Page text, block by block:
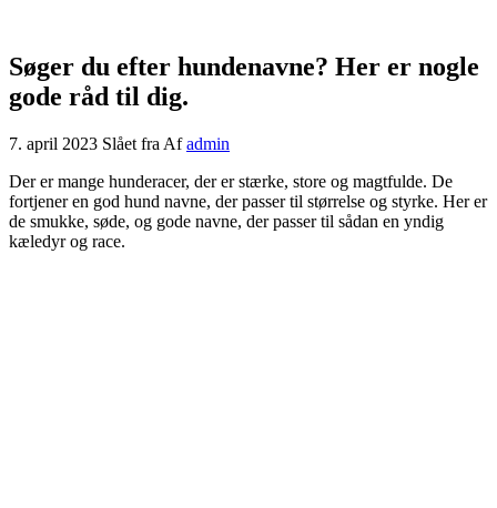
Søger du efter hundenavne? Her er nogle
gode råd til dig.
7. april 2023 Slået fra Af admin
Der er mange hunderacer, der er stærke, store og magtfulde. De
fortjener en god hund navne, der passer til størrelse og styrke. Her er
de smukke, søde, og gode navne, der passer til sådan en yndig
kæledyr og race.